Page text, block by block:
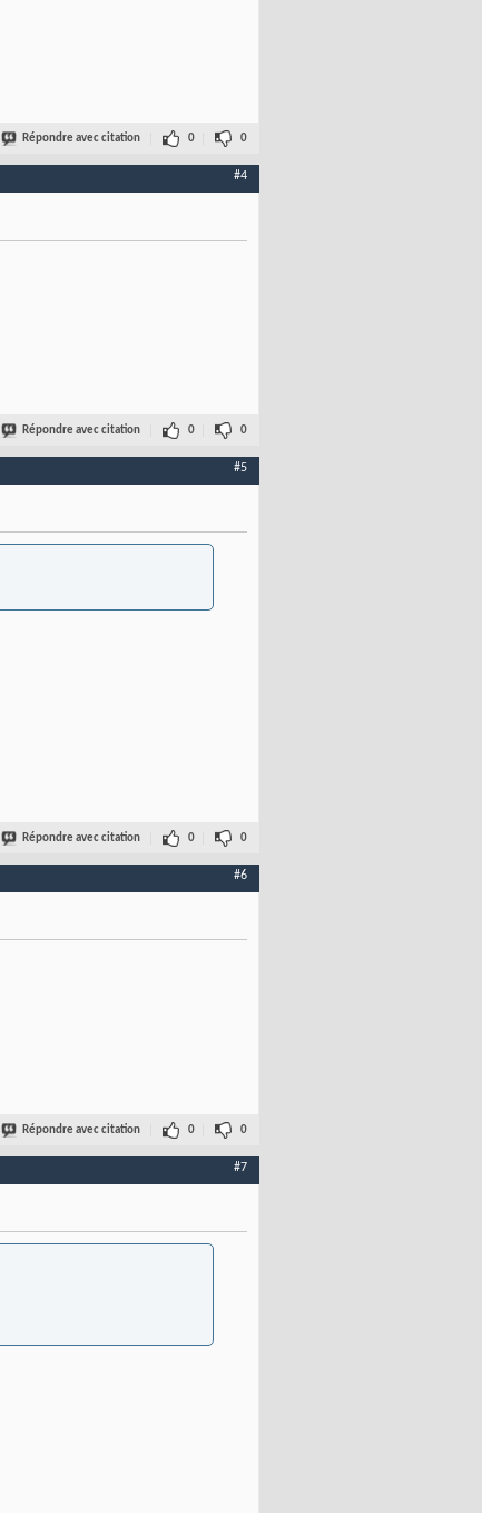
Répondre avec citation 0 0
#4
Répondre avec citation 0 0
#5
Répondre avec citation 0 0
#6
Répondre avec citation 0 0
#7